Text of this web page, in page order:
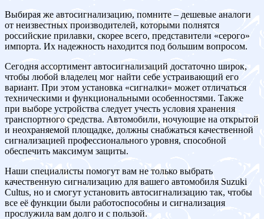
Выбирая же автосигнализацию, помните – дешевые аналоги
от неизвестных производителей, которыми полнятся
российские прилавки, скорее всего, представители «серого»
импорта. Их надежность находится под большим вопросом.
Сегодня ассортимент автосигнализаций достаточно широк,
чтобы любой владелец мог найти себе устраивающий его
вариант. При этом установка «сигналки» может отличаться
техническими и функциональными особенностями. Также
при выборе устройства следует учесть условия хранения
транспортного средства. Автомобили, ночующие на открытой
и неохраняемой площадке, должны снабжаться качественной
сигнализацией профессионального уровня, способной
обеспечить максимум защиты.
Наши специалисты помогут вам не только выбрать
качественную сигнализацию для вашего автомобиля Suzuki
Cultus, но и смогут установить автосигнализацию так, чтобы
все её функции были работоспособны и сигнализация
прослужила вам долго и с пользой.